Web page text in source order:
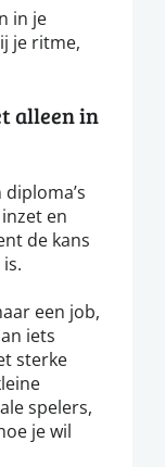
in je
je ritme,
alleen in
en
de kans
een job,
iets
sterke
spelers,
je wil